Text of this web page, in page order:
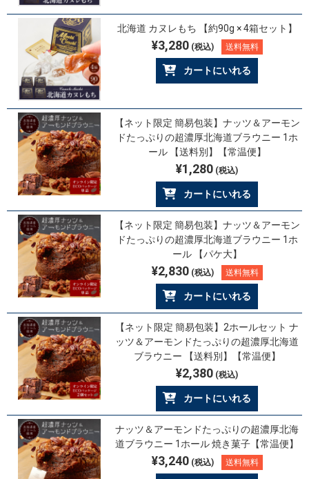
北海道 カヌレもち 【約90g × 4箱セット】
¥3,280(税込) 送料無料
カートにいれる
【ネット限定 簡易包装】ナッツ＆アーモン
ドたっぷりの超濃厚北海道ブラウニー 1ホ
ール 【送料別】【常温便】
¥1,280 (税込)
カートにいれる
【ネット限定 簡易包装】ナッツ＆アーモン
ドたっぷりの超濃厚北海道ブラウニー 1ホ
ール 【パケ大】
¥2,830(税込) 送料無料
カートにいれる
【ネット限定 簡易包装】2ホールセット ナ
ッツ＆アーモンドたっぷりの超濃厚北海道
ブラウニー 【送料別】【常温便】
¥2,380 (税込)
カートにいれる
ナッツ＆アーモンドたっぷりの超濃厚北海
道ブラウニー 1ホール 焼き菓子【常温便】
¥3,240(税込) 送料無料